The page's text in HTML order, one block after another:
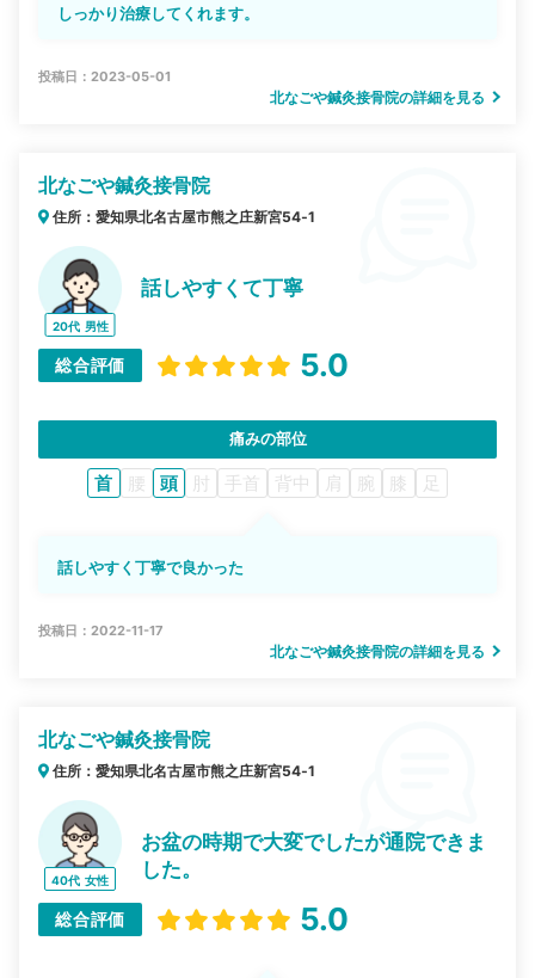
しっかり治療してくれます。
投稿日：2023-05-01
北なごや鍼灸接骨院の詳細を見る
北なごや鍼灸接骨院
住所：愛知県北名古屋市熊之庄新宮54‐1
20代 男性
話しやすくて丁寧
総合評価 5.0
痛みの部位
首 腰 頭 肘 手首 背中 肩 腕 膝 足
話しやすく丁寧で良かった
投稿日：2022-11-17
北なごや鍼灸接骨院の詳細を見る
北なごや鍼灸接骨院
住所：愛知県北名古屋市熊之庄新宮54‐1
40代 女性
お盆の時期で大変でしたが通院できま
した。
総合評価 5.0